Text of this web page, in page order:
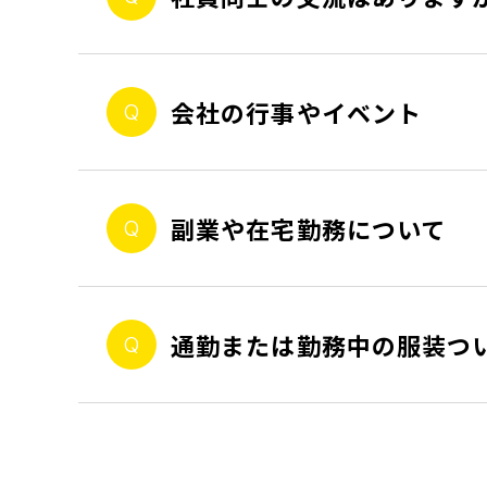
会社の行事やイベント
副業や在宅勤務について
通勤または勤務中の服装つ